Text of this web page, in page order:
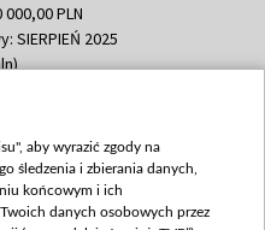
PLN
SIERPIEŃ 2025
PLN
październik 350
PLN
aby wyrazić zgody na
śledzenia i zbierania danych,
końcowym i ich
danych osobowych przez